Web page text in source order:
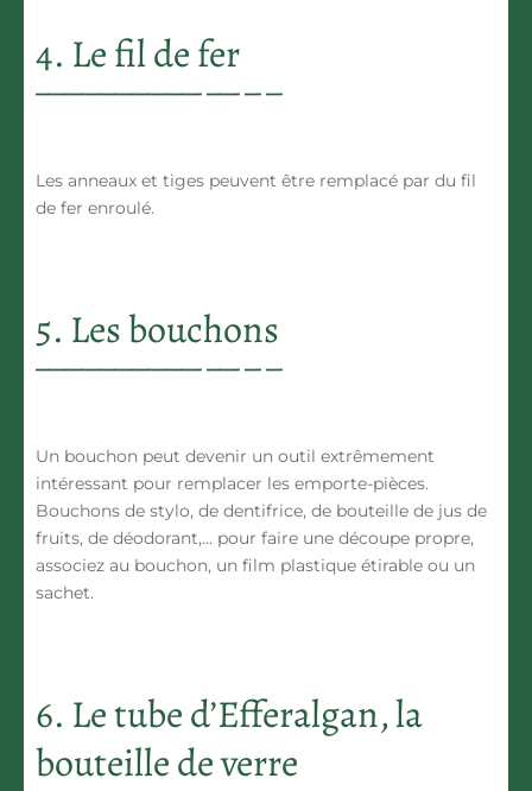
4. Le fil de fer
Les anneaux et tiges peuvent être remplacé par du fil
de fer enroulé.
5. Les bouchons
Un bouchon peut devenir un outil extrêmement
intéressant pour remplacer les emporte-pièces.
Bouchons de stylo, de dentifrice, de bouteille de jus de
fruits, de déodorant,… pour faire une découpe propre,
associez au bouchon, un film plastique étirable ou un
sachet.
6. Le tube d’Efferalgan, la
bouteille de verre